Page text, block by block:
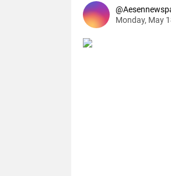
Monday, May